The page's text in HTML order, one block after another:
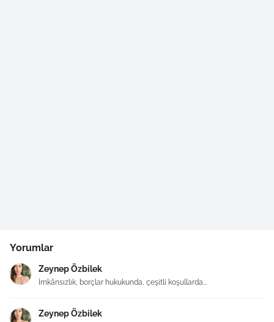
Yorumlar
Zeynep Özbilek
İmkânsızlık, borçlar hukukunda, çeşitli koşullarda...
Zeynep Özbilek